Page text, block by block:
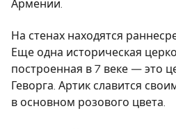
Армении.
На стенах находятся
Еще одна историческая
построенная в 7 веке — это
Геворга. Артик славится
в основном розового цвета.